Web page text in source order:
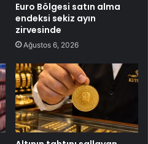
Euro Bölgesi satın alma
endeksi sekiz ayın
zirvesinde
Ağustos 6, 2026